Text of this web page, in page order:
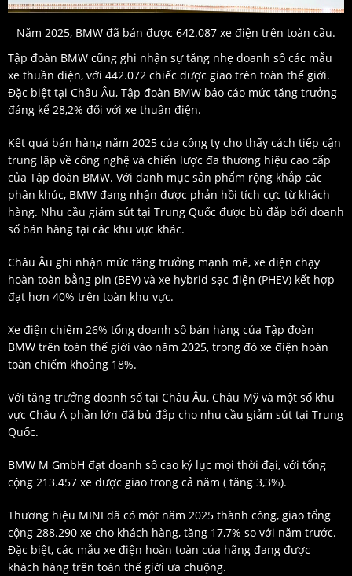
Năm 2025, BMW đã bán được 642.087 xe điện trên toàn cầu.
Tập đoàn BMW cũng ghi nhận sự tăng nhẹ doanh số các mẫu
xe thuần điện, với 442.072 chiếc được giao trên toàn thế giới.
Đặc biệt tại Châu Âu, Tập đoàn BMW báo cáo mức tăng trưởng
đáng kể 28,2% đối với xe thuần điện.
Kết quả bán hàng năm 2025 của công ty cho thấy cách tiếp cận
trung lập về công nghệ và chiến lược đa thương hiệu cao cấp
của Tập đoàn BMW. Với danh mục sản phẩm rộng khắp các
phân khúc, BMW đang nhận được phản hồi tích cực từ khách
hàng. Nhu cầu giảm sút tại Trung Quốc được bù đắp bởi doanh
số bán hàng tại các khu vực khác.
Châu Âu ghi nhận mức tăng trưởng mạnh mẽ, xe điện chạy
hoàn toàn bằng pin (BEV) và xe hybrid sạc điện (PHEV) kết hợp
đạt hơn 40% trên toàn khu vực.
Xe điện chiếm 26% tổng doanh số bán hàng của Tập đoàn
BMW trên toàn thế giới vào năm 2025, trong đó xe điện hoàn
toàn chiếm khoảng 18%.
Với tăng trưởng doanh số tại Châu Âu, Châu Mỹ và một số khu
vực Châu Á phần lớn đã bù đắp cho nhu cầu giảm sút tại Trung
Quốc.
BMW M GmbH đạt doanh số cao kỷ lục mọi thời đại, với tổng
cộng 213.457 xe được giao trong cả năm ( tăng 3,3%).
Thương hiệu MINI đã có một năm 2025 thành công, giao tổng
cộng 288.290 xe cho khách hàng, tăng 17,7% so với năm trước.
Đặc biệt, các mẫu xe điện hoàn toàn của hãng đang được
khách hàng trên toàn thế giới ưa chuộng.